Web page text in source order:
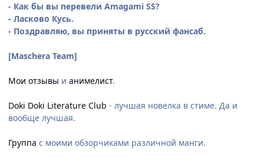
- Как бы вы перевели Amagami SS?
- Ласково Кусь.
- Поздравляю, вы приняты в русский фансаб.
[Maschera Team]
Мои отзывы и анимелист.
Doki Doki Literature Club - лучшая новелка в стиме. Да и
вообще лучшая.
Группа с моими обзорчиками различной манги.